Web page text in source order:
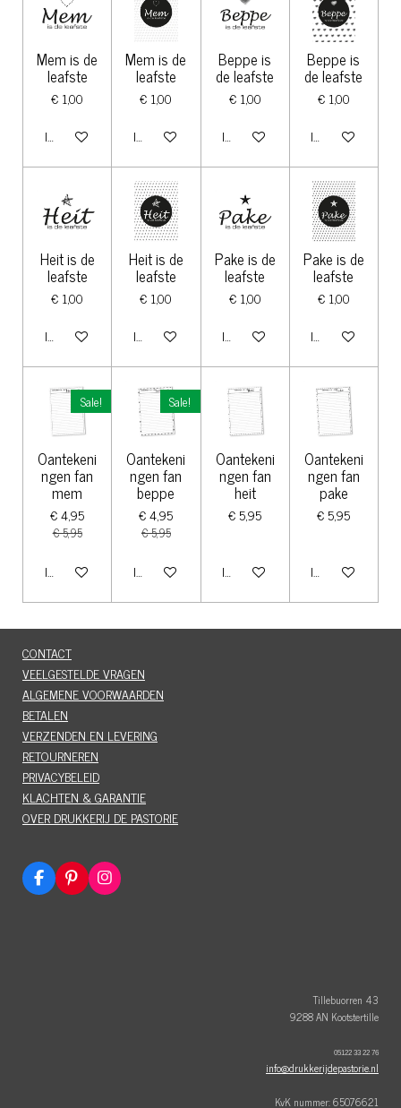
Mem is de
leafste
€ 1,00
In winkelwagen
Mem is de
leafste
€ 1,00
In winkelwagen
Beppe is
de leafste
€ 1,00
In winkelwagen
Beppe is
de leafste
€ 1,00
In winkelwagen
Heit is de
leafste
€ 1,00
In winkelwagen
Heit is de
leafste
€ 1,00
In winkelwagen
Pake is de
leafste
€ 1,00
In winkelwagen
Pake is de
leafste
€ 1,00
In winkelwagen
Sale!
Oantekeni
ngen fan
mem
€ 4,95
€ 5,95
In winkelwagen
Sale!
Oantekeni
ngen fan
beppe
€ 4,95
€ 5,95
In winkelwagen
Oantekeni
ngen fan
heit
€ 5,95
In winkelwagen
Oantekeni
ngen fan
pake
€ 5,95
In winkelwagen
CONTACT
VEELGESTELDE VRAGEN
ALGEMENE VOORWAARDEN
BETALEN
VERZENDEN EN LEVERING
RETOURNEREN
PRIVACYBELEID
KLACHTEN & GARANTIE
OVER DRUKKERIJ DE PASTORIE
F
a
P
i
I
n
Tillebuorren 43
9288 AN Kootstertille
05122 33 22 76
info@drukkerijdepastorie.nl
KvK nummer: 65076621